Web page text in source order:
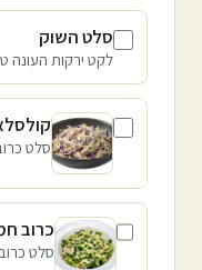
סלט השוק
לקט ירקות העונה
סלט
כרוב
סלט